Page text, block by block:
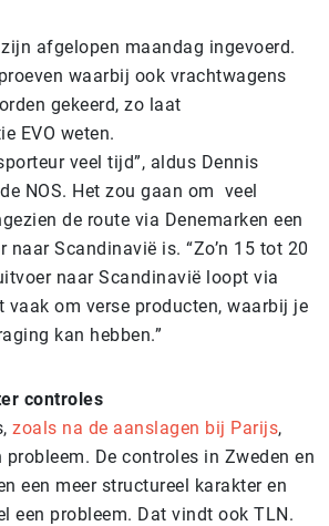
afgelopen maandag ingevoerd.
waarbij ook vrachtwagens
gekeerd, zo laat
EVO weten.
veel tijd”, aldus Dennis
NOS. Het zou gaan om veel
de route via Denemarken een
naar Scandinavië is. “Zo’n 15 tot 20
naar Scandinavië loopt via
vaak om verse producten, waarbij je
kan hebben.”
controles
zoals na de aanslagen bij Parijs,
probleem. De controles in Zweden en
een meer structureel karakter en
een probleem. Dat vindt ook TLN.